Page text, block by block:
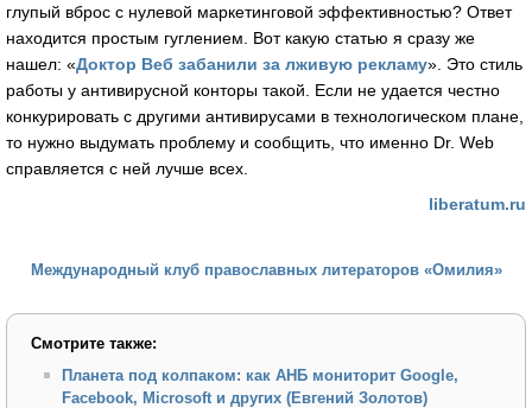
глупый вброс с нулевой маркетинговой эффективностью? Ответ
находится простым гуглением. Вот какую статью я сразу же
нашел: «Доктор Веб забанили за лживую рекламу». Это стиль
работы у антивирусной конторы такой. Если не удается честно
конкурировать с другими антивирусами в технологическом плане,
то нужно выдумать проблему и сообщить, что именно Dr. Web
справляется с ней лучше всех.
liberatum.ru
Международный клуб православных литераторов «Омилия»
Смотрите также:
Планета под колпаком: как АНБ мониторит Google,
Facebook, Microsoft и других (Евгений Золотов)